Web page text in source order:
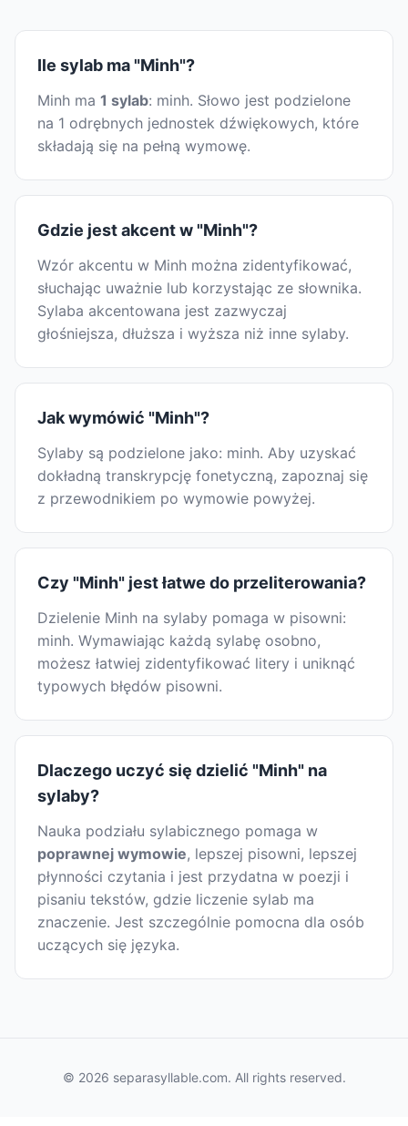
Ile sylab ma "Minh"?
Minh ma 1 sylab: minh. Słowo jest podzielone
na 1 odrębnych jednostek dźwiękowych, które
składają się na pełną wymowę.
Gdzie jest akcent w "Minh"?
Wzór akcentu w Minh można zidentyfikować,
słuchając uważnie lub korzystając ze słownika.
Sylaba akcentowana jest zazwyczaj
głośniejsza, dłuższa i wyższa niż inne sylaby.
Jak wymówić "Minh"?
Sylaby są podzielone jako: minh. Aby uzyskać
dokładną transkrypcję fonetyczną, zapoznaj się
z przewodnikiem po wymowie powyżej.
Czy "Minh" jest łatwe do przeliterowania?
Dzielenie Minh na sylaby pomaga w pisowni:
minh. Wymawiając każdą sylabę osobno,
możesz łatwiej zidentyfikować litery i uniknąć
typowych błędów pisowni.
Dlaczego uczyć się dzielić "Minh" na
sylaby?
Nauka podziału sylabicznego pomaga w
poprawnej wymowie, lepszej pisowni, lepszej
płynności czytania i jest przydatna w poezji i
pisaniu tekstów, gdzie liczenie sylab ma
znaczenie. Jest szczególnie pomocna dla osób
uczących się języka.
© 2026 separasyllable.com. All rights reserved.